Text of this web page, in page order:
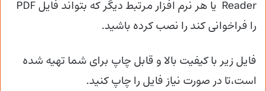
را فراخوانی کند را نصب کرده باشید.
فایل زیر با کیفیت بالا و قابل چاپ برای شما تهیه شده
است،تا در صورت نیاز فایل را چاپ کنید.